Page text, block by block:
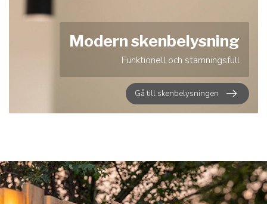
Modern skenbelysning
Funktionell och stämningsfull
Gå till skenbelysningen